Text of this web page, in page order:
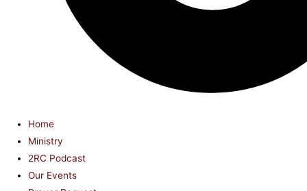
Home
Ministry
2RC Podcast
Our Events